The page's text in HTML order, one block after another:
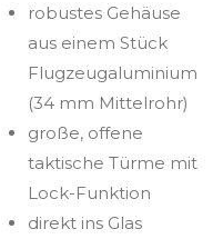
robustes Gehäuse
aus einem Stück
Flugzeugaluminium
(34 mm Mittelrohr)
große, offene
taktische Türme mit
Lock-Funktion
direkt ins Glas